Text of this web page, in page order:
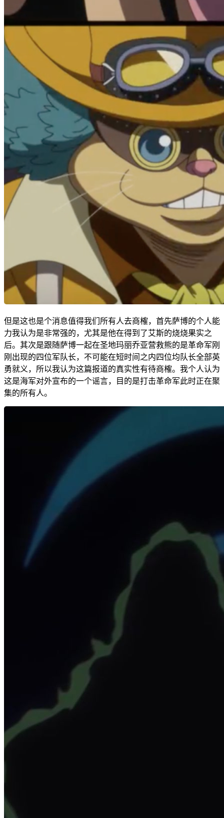
但是这也是个消息值得我们所有人去商榷，首先萨博的个人能
力我认为是非常强的，尤其是他在得到了艾斯的烧烧果实之
后。其次是跟随萨博一起在圣地玛丽乔亚营救熊的是革命军刚
刚出现的四位军队长，不可能在短时间之内四位均队长全部英
勇就义，所以我认为这篇报道的真实性有待商榷。我个人认为
这是海军对外宣布的一个谣言，目的是打击革命军此时正在聚
集的所有人。